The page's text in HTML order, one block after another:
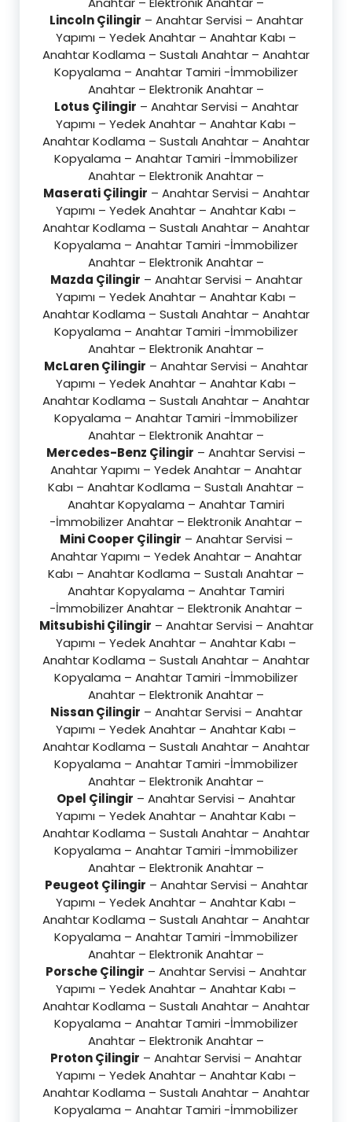
Lincoln Çilingir – Anahtar Servisi – Anahtar
Yapımı – Yedek Anahtar – Anahtar Kabı –
Anahtar Kodlama – Sustalı Anahtar – Anahtar
Kopyalama – Anahtar Tamiri -İmmobilizer
Anahtar – Elektronik Anahtar –
Lotus Çilingir – Anahtar Servisi – Anahtar
Yapımı – Yedek Anahtar – Anahtar Kabı –
Anahtar Kodlama – Sustalı Anahtar – Anahtar
Kopyalama – Anahtar Tamiri -İmmobilizer
Anahtar – Elektronik Anahtar –
Maserati Çilingir – Anahtar Servisi – Anahtar
Yapımı – Yedek Anahtar – Anahtar Kabı –
Anahtar Kodlama – Sustalı Anahtar – Anahtar
Kopyalama – Anahtar Tamiri -İmmobilizer
Anahtar – Elektronik Anahtar –
Mazda Çilingir – Anahtar Servisi – Anahtar
Yapımı – Yedek Anahtar – Anahtar Kabı –
Anahtar Kodlama – Sustalı Anahtar – Anahtar
Kopyalama – Anahtar Tamiri -İmmobilizer
Anahtar – Elektronik Anahtar –
McLaren Çilingir – Anahtar Servisi – Anahtar
Yapımı – Yedek Anahtar – Anahtar Kabı –
Anahtar Kodlama – Sustalı Anahtar – Anahtar
Kopyalama – Anahtar Tamiri -İmmobilizer
Anahtar – Elektronik Anahtar –
Mercedes-Benz Çilingir – Anahtar Servisi –
Anahtar Yapımı – Yedek Anahtar – Anahtar
Kabı – Anahtar Kodlama – Sustalı Anahtar –
Anahtar Kopyalama – Anahtar Tamiri
-İmmobilizer Anahtar – Elektronik Anahtar –
Mini Cooper Çilingir – Anahtar Servisi –
Anahtar Yapımı – Yedek Anahtar – Anahtar
Kabı – Anahtar Kodlama – Sustalı Anahtar –
Anahtar Kopyalama – Anahtar Tamiri
-İmmobilizer Anahtar – Elektronik Anahtar –
Mitsubishi Çilingir – Anahtar Servisi – Anahtar
Yapımı – Yedek Anahtar – Anahtar Kabı –
Anahtar Kodlama – Sustalı Anahtar – Anahtar
Kopyalama – Anahtar Tamiri -İmmobilizer
Anahtar – Elektronik Anahtar –
Nissan Çilingir – Anahtar Servisi – Anahtar
Yapımı – Yedek Anahtar – Anahtar Kabı –
Anahtar Kodlama – Sustalı Anahtar – Anahtar
Kopyalama – Anahtar Tamiri -İmmobilizer
Anahtar – Elektronik Anahtar –
Opel Çilingir – Anahtar Servisi – Anahtar
Yapımı – Yedek Anahtar – Anahtar Kabı –
Anahtar Kodlama – Sustalı Anahtar – Anahtar
Kopyalama – Anahtar Tamiri -İmmobilizer
Anahtar – Elektronik Anahtar –
Peugeot Çilingir – Anahtar Servisi – Anahtar
Yapımı – Yedek Anahtar – Anahtar Kabı –
Anahtar Kodlama – Sustalı Anahtar – Anahtar
Kopyalama – Anahtar Tamiri -İmmobilizer
Anahtar – Elektronik Anahtar –
Porsche Çilingir – Anahtar Servisi – Anahtar
Yapımı – Yedek Anahtar – Anahtar Kabı –
Anahtar Kodlama – Sustalı Anahtar – Anahtar
Kopyalama – Anahtar Tamiri -İmmobilizer
Anahtar – Elektronik Anahtar –
Proton Çilingir – Anahtar Servisi – Anahtar
Yapımı – Yedek Anahtar – Anahtar Kabı –
Anahtar Kodlama – Sustalı Anahtar – Anahtar
Kopyalama – Anahtar Tamiri -İmmobilizer